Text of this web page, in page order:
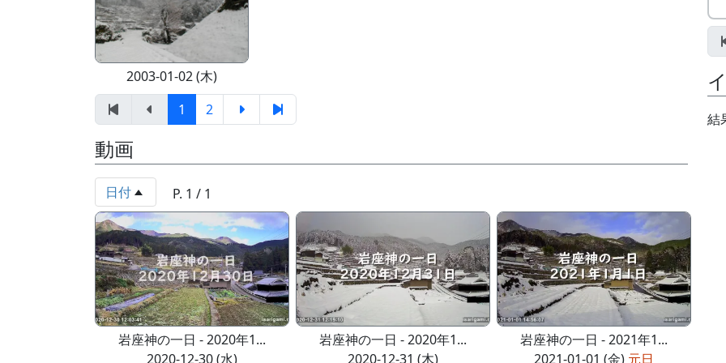
2003-01-02 (木)
1
2
動画
日付 P. 1 / 1
岩座神の一日 - 2020年1...
2020-12-30 (水)
岩座神の一日 - 2020年1...
2020-12-31 (木)
岩座神の一日 - 2021年1...
2021-01-01 (金) 元日
結